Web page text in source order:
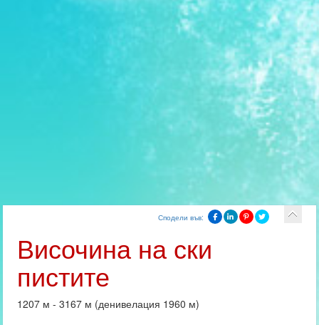
Сподели във:
Височина на ски
пистите
1207 м - 3167 м (денивелация 1960 м)